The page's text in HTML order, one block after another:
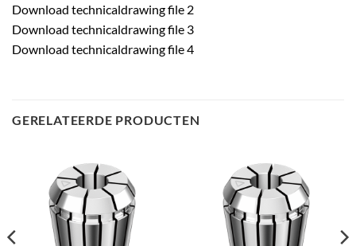
Download technicaldrawing file 2
Download technicaldrawing file 3
Download technicaldrawing file 4
GERELATEERDE PRODUCTEN